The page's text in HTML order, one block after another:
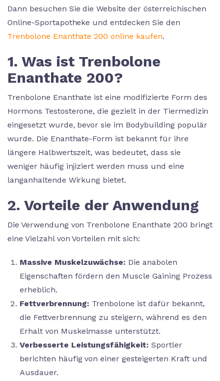
Dann besuchen Sie die Website der österreichischen
Online-Sportapotheke und entdecken Sie den
Trenbolone Enanthate 200 online kaufen.
1. Was ist Trenbolone
Enanthate 200?
Trenbolone Enanthate ist eine modifizierte Form des
Hormons Testosterone, die gezielt in der Tiermedizin
eingesetzt wurde, bevor sie im Bodybuilding populär
wurde. Die Enanthate-Form ist bekannt für ihre
längere Halbwertszeit, was bedeutet, dass sie
weniger häufig injiziert werden muss und eine
langanhaltende Wirkung bietet.
2. Vorteile der Anwendung
Die Verwendung von Trenbolone Enanthate 200 bringt
eine Vielzahl von Vorteilen mit sich:
Massive Muskelzuwächse: Die anabolen
Eigenschaften fördern den Muscle Gaining Prozess
erheblich.
Fettverbrennung: Trenbolone ist dafür bekannt,
die Fettverbrennung zu steigern, während es den
Erhalt von Muskelmasse unterstützt.
Verbesserte Leistungsfähigkeit: Sportler
berichten häufig von einer gesteigerten Kraft und
Ausdauer.